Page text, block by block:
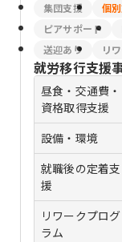
集団支援 個
ピアサポート
送迎あり
リ
就労移行支援
昼食・交通費・
資格取得支援
設備・環境
就職後の定着支
援
リワークプログ
ラム